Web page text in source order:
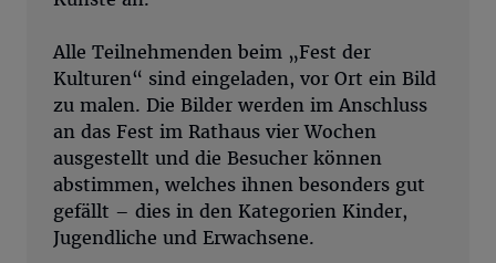
Alle Teilnehmenden beim „Fest der
Kulturen“ sind eingeladen, vor Ort ein Bild
zu malen. Die Bilder werden im Anschluss
an das Fest im Rathaus vier Wochen
ausgestellt und die Besucher können
abstimmen, welches ihnen besonders gut
gefällt – dies in den Kategorien Kinder,
Jugendliche und Erwachsene.